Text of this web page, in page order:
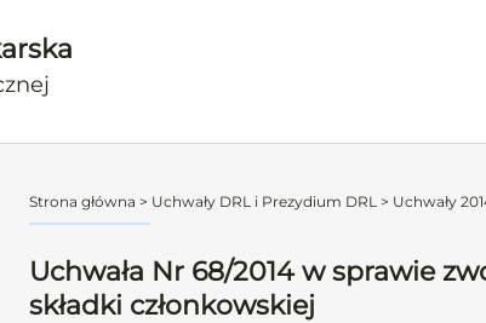
Strona główna > Uchwały DRL i Prezydium DRL > Uchwały
Uchwała Nr 68/2014 w sprawie
składki członkowskiej